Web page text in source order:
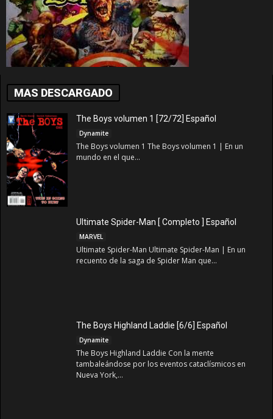
MAS DESCARGADO
The Boys volumen 1 [72/72] Español
Dynamite
The Boys volumen 1 The Boys volumen 1 | En un
mundo en el que...
Ultimate Spider-Man [ Completo ] Español
MARVEL
Ultimate Spider-Man Ultimate Spider-Man | En un
recuento de la saga de Spider Man que...
The Boys Highland Laddie [6/6] Español
Dynamite
The Boys Highland Laddie Con la mente
tambaleándose por los eventos cataclísmicos en
Nueva York,...